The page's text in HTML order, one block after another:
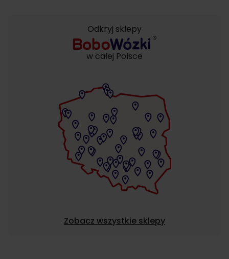
Odkryj sklepy
w całej Polsce
Zobacz wszystkie sklepy